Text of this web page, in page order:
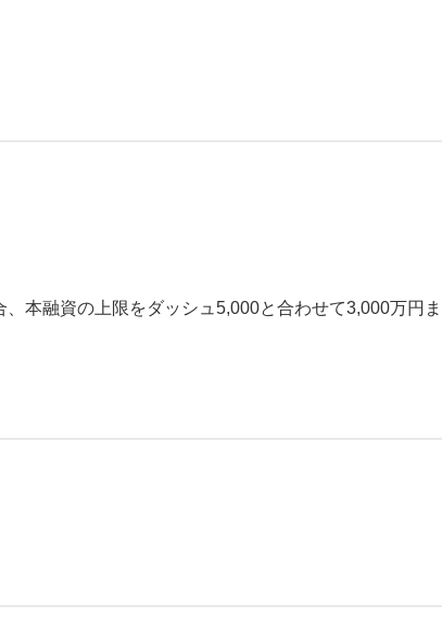
本融資の上限をダッシュ5,000と合わせて3,000万円ま